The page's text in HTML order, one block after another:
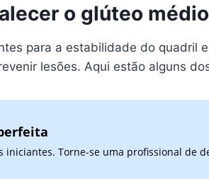
o glúteo médio
para a estabilidade do quadril
lesões. Aqui estão alguns
Torne-se uma profissional de